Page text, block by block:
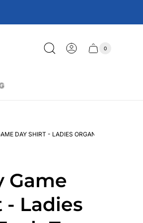
Schublade
Anzahl
0
DAY SHIRT - LADIES ORGANIC TANK-TOP
Game
- Ladies